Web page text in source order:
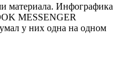
материала. Инфографика
MESSENGER
у них одна на одном